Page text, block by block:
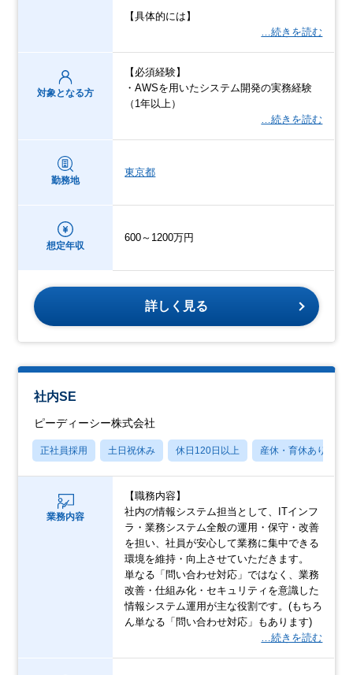
【具体的には】
…続きを読む
対象となる方
【必須経験】
・AWSを用いたシステム開発の実務経験
（1年以上）
…続きを読む
勤務地
東京都
想定年収
600～1200万円
詳しく見る
社内SE
ピーディーシー株式会社
正社員採用 土日祝休み 休日120日以上 産休・育休あり
業務内容
【職務内容】
社内の情報システム担当として、ITインフ
ラ・業務システム全般の運用・保守・改善
を担い、社員が安心して業務に集中できる
環境を維持・向上させていただきます。
単なる「問い合わせ対応」ではなく、業務
改善・仕組み化・セキュリティを意識した
情報システム運用が主な役割です。(もちろ
ん単なる「問い合わせ対応」もあります)
…続きを読む